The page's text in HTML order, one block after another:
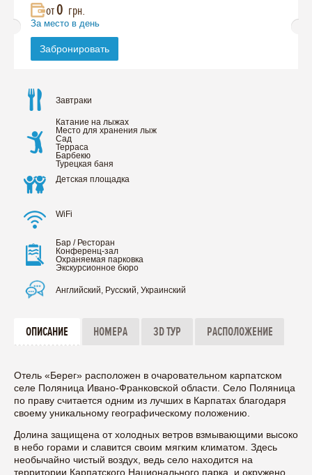
от0 грн.
За место в день
Забронировать
Завтраки
Катание на лыжах
Место для хранения лыж
Сад
Терраса
Барбекю
Турецкая баня
Детская площадка
WiFi
Бар / Ресторан
Конференц-зал
Охраняемая парковка
Экскурсионное бюро
Английский, Русский, Украинский
ОПИСАНИЕ НОМЕРА 3D ТУР РАСПОЛОЖЕНИЕ
Отель «Берег» расположен в очаровательном карпатском
селе Поляница Ивано-Франковской области. Село Поляница
по праву считается одним из лучших в Карпатах благодаря
своему уникальному географическому положению.
Долина защищена от холодных ветров взмывающими высоко
в небо горами и славится своим мягким климатом. Здесь
необычайно чистый воздух, ведь село находится на
территории Карпатского Национального парка, и окружено